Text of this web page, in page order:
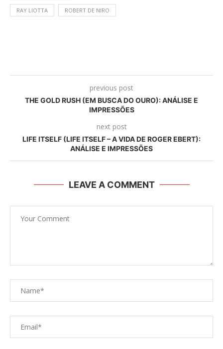
RAY LIOTTA ROBERT DE NIRO
previous post
THE GOLD RUSH (EM BUSCA DO OURO): ANÁLISE E
IMPRESSÕES
next post
LIFE ITSELF (LIFE ITSELF – A VIDA DE ROGER EBERT):
ANÁLISE E IMPRESSÕES
LEAVE A COMMENT